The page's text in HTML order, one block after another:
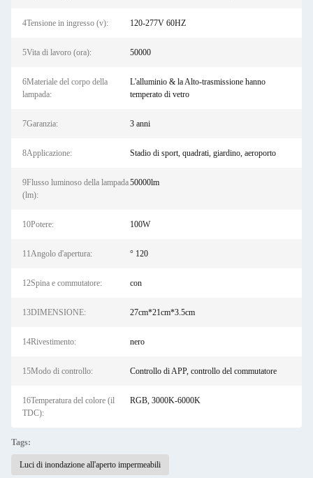
4Tensione in ingresso (v): 120-277V 60HZ
5Vita di lavoro (ora): 50000
6Materiale del corpo della
lampada:
L'alluminio & la Alto-trasmissione hanno
temperato di vetro
7Garanzia: 3 anni
8Applicazione: Stadio di sport, quadrati, giardino, aeroporto
9Flusso luminoso della lampada
(lm):
50000lm
10Potere: 100W
11Angolo d'apertura: ° 120
12Spina e commutatore: con
13DIMENSIONE: 27cm*21cm*3.5cm
14Rivestimento: nero
15Modo di controllo: Controllo di APP, controllo del commutatore
16Temperatura del colore (il
TDC):
RGB, 3000K-6000K
Tags:
Luci di inondazione all'aperto impermeabili